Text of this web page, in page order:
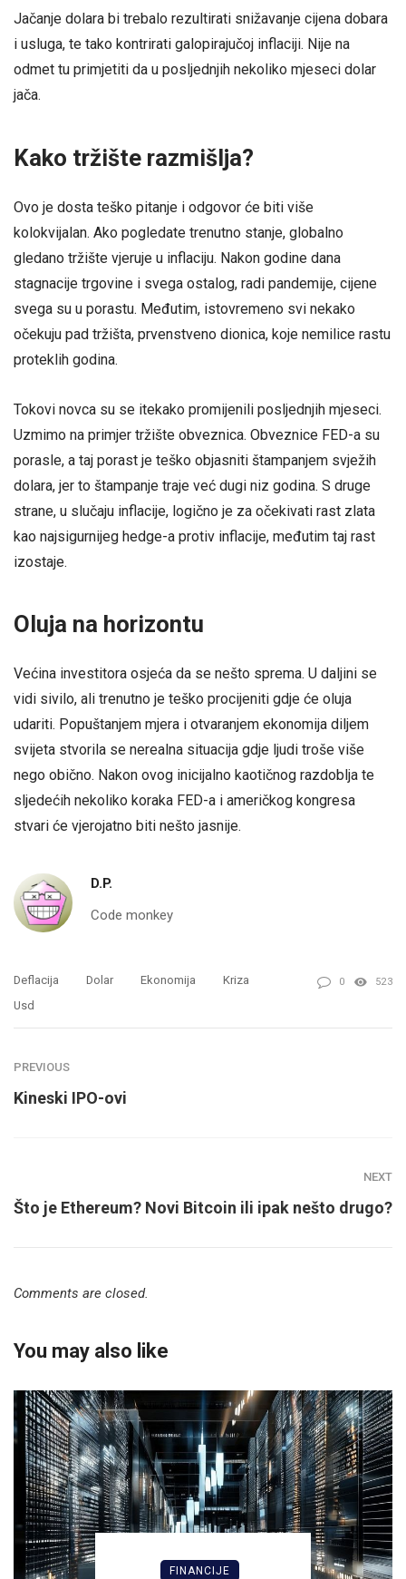
Jačanje dolara bi trebalo rezultirati snižavanje cijena dobara
i usluga, te tako kontrirati galopirajučoj inflaciji. Nije na
odmet tu primjetiti da u posljednjih nekoliko mjeseci dolar
jača.
Kako tržište razmišlja?
Ovo je dosta teško pitanje i odgovor će biti više
kolokvijalan. Ako pogledate trenutno stanje, globalno
gledano tržište vjeruje u inflaciju. Nakon godine dana
stagnacije trgovine i svega ostalog, radi pandemije, cijene
svega su u porastu. Međutim, istovremeno svi nekako
očekuju pad tržišta, prvenstveno dionica, koje nemilice rastu
proteklih godina.
Tokovi novca su se itekako promijenili posljednjih mjeseci.
Uzmimo na primjer tržište obveznica. Obveznice FED-a su
porasle, a taj porast je teško objasniti štampanjem svježih
dolara, jer to štampanje traje već dugi niz godina. S druge
strane, u slučaju inflacije, logično je za očekivati rast zlata
kao najsigurnijeg hedge-a protiv inflacije, međutim taj rast
izostaje.
Oluja na horizontu
Većina investitora osjeća da se nešto sprema. U daljini se
vidi sivilo, ali trenutno je teško procijeniti gdje će oluja
udariti. Popuštanjem mjera i otvaranjem ekonomija diljem
svijeta stvorila se nerealna situacija gdje ljudi troše više
nego obično. Nakon ovog inicijalno kaotičnog razdoblja te
sljedećih nekoliko koraka FED-a i američkog kongresa
stvari će vjerojatno biti nešto jasnije.
D.P.
Code monkey
Deflacija Dolar Ekonomija
Kriza
Usd
0 523
PREVIOUS
Kineski IPO-ovi
NEXT
Što je Ethereum? Novi Bitcoin ili ipak nešto drugo?
Comments are closed.
You may also like
FINANCIJE